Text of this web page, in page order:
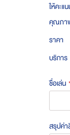
ให้คะแ
คุณภ
ราคา
บริการ
ชื่อเล่น
สรุปค่